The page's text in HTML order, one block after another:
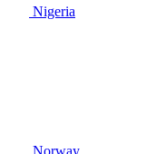
Nigeria
Norway